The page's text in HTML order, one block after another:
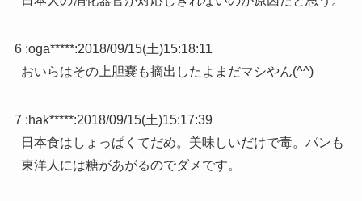
6 :oga*****:2018/09/15(土)15:18:11
おいらはその上胆嚢も摘出したよまだマシやん(^^)
7 :hak*****:2018/09/15(土)15:17:39
日本食はしょっぱくてだめ。美味しいだけで毒。パンも
東洋人には糖があがるのでダメです。